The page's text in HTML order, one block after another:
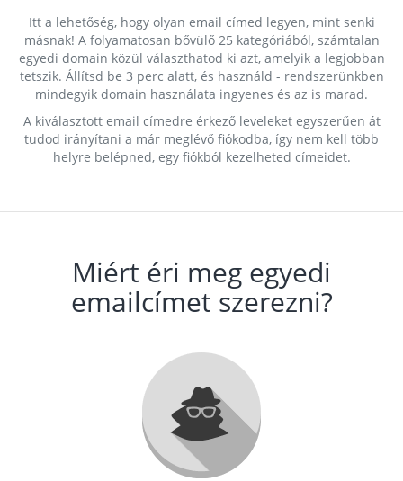
Itt a lehetőség, hogy olyan email címed legyen, mint senki
másnak! A folyamatosan bővülő 25 kategóriából, számtalan
egyedi domain közül választhatod ki azt, amelyik a legjobban
tetszik. Állítsd be 3 perc alatt, és használd - rendszerünkben
mindegyik domain használata ingyenes és az is marad.
A kiválasztott email címedre érkező leveleket egyszerűen át
tudod irányítani a már meglévő fiókodba, így nem kell több
helyre belépned, egy fiókból kezelheted címeidet.
Miért éri meg egyedi
emailcímet szerezni?